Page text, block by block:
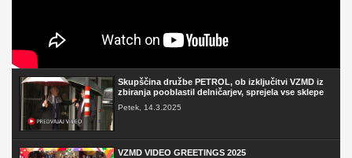
Skupščina družbe PETROL, ob izključitvi VZMD iz
zbiranja pooblastil delničarjev, sprejela vse sklepe
Petek, 14.3.2025
VZMD VIDEO GREETINGS 2025